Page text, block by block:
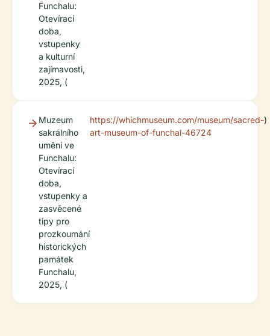
Funchalu:
Otevírací
doba,
vstupenky
a kulturní
zajímavosti,
2025, (
Muzeum
sakrálního
umění ve
Funchalu:
Otevírací
doba,
vstupenky a
zasvěcené
tipy pro
prozkoumání
historických
památek
Funchalu,
2025, (
https://whichmuseum.com/museum/sacred-
art-museum-of-funchal-46724
)